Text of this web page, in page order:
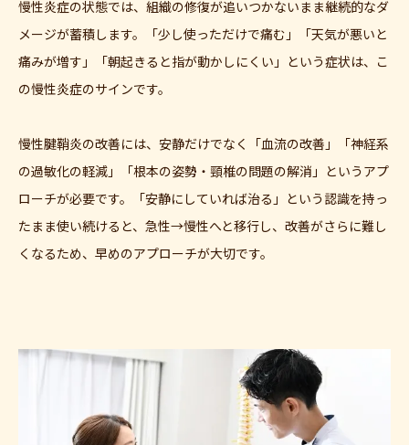
慢性炎症の状態では、組織の修復が追いつかないまま継続的なダ
メージが蓄積します。「少し使っただけで痛む」「天気が悪いと
痛みが増す」「朝起きると指が動かしにくい」という症状は、こ
の慢性炎症のサインです。
慢性腱鞘炎の改善には、安静だけでなく「血流の改善」「神経系
の過敏化の軽減」「根本の姿勢・頸椎の問題の解消」というアプ
ローチが必要です。「安静にしていれば治る」という認識を持っ
たまま使い続けると、急性→慢性へと移行し、改善がさらに難し
くなるため、早めのアプローチが大切です。